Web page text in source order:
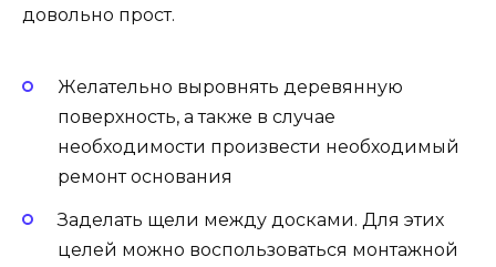
довольно прост.
Желательно выровнять деревянную
поверхность, а также в случае
необходимости произвести необходимый
ремонт основания
Заделать щели между досками. Для этих
целей можно воспользоваться монтажной